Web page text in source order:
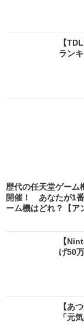
【
ラン
歴代の任天堂ゲーム
開催！ あなたが1
ーム機はどれ？【ア
【
げ50
【あ
「元